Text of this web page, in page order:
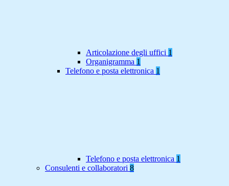
Articolazione degli uffici 1
Organigramma 1
Telefono e posta elettronica 1
Telefono e posta elettronica 1
Consulenti e collaboratori 8